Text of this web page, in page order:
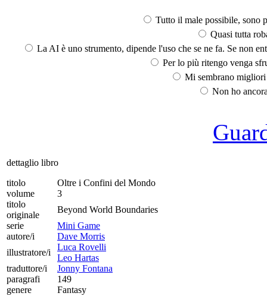
Tutto il male possibile, sono
Quasi tutta
La AI è uno strumento, dipende l'uso che se ne fa. Se non
Per lo più ritengo venga
Mi sembrano
Non ho
dettaglio libro
titolo
Oltre i Confini del Mondo
volume
3
titolo
originale
Beyond World Boundaries
serie
Mini Game
autore/i
Dave Morris
illustratore/i
Luca Rovelli
Leo Hartas
traduttore/i
Jonny Fontana
paragrafi
149
genere
Fantasy